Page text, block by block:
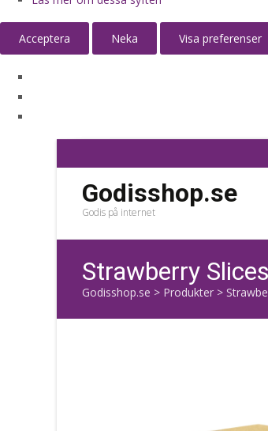
Acceptera Neka Visa preferenser
Godisshop.se
Godis på internet
Strawberry
Godisshop.se > Produkter >